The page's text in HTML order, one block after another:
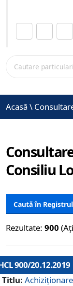
Acasă \
Consiliu
Caută în
Rezultate: 900
900/20.12.2019
Titlu: